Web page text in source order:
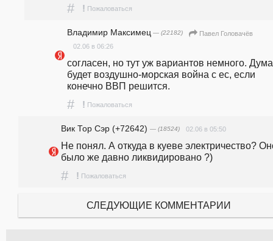
# ! Пожаловаться
Владимир Максимец — (22182)
Павел Головачёв
02.06 в 06:26
согласен, но тут уж вариантов немного.
будет воздушно-морская война с ес, если
конечно ВВП решится.
# ! Пожаловаться
Вик Тор Сэр (+72642) — (18524) 02.06 в 05:50
Не понял. А откуда в куеве электричество?
было же давно ликвидировано ?)
# ! Пожаловаться
СЛЕДУЮЩИЕ КОММЕНТАРИИ